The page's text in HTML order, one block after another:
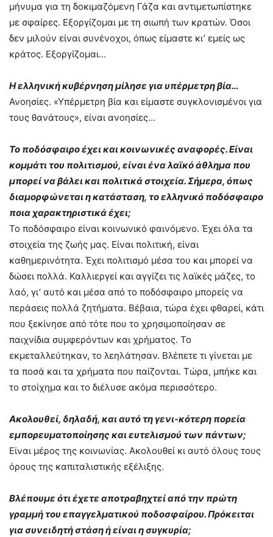
μήνυμα για τη δοκιμαζόμενη Γάζα και αντιμετωπίστηκε
με σφαίρες. Εξοργίζομαι με τη σιωπή των κρατών. Όσοι
δεν μιλούν είναι συνένοχοι, όπως είμαστε κι’ εμείς ως
κράτος. Εξοργίζομαι…
Η ελληνική κυβέρνηση μίλησε για υπέρμετρη βία…
Ανοησίες. «Υπέρμετρη βία και είμαστε συγκλονισμένοι για
τους θανάτους», είναι ανοησίες…
Το ποδόσφαιρο έχει και κοινωνικές αναφορές. Είναι
κομμάτι του πολιτισμού, είναι ένα λαϊκό άθλημα που
μπορεί να βάλει και πολιτικά στοιχεία. Σήμερα, όπως
διαμορφώνεται η κατάσταση, το ελληνικό ποδόσφαιρο
ποια χαρακτηριστικά έχει;
Το ποδόσφαιρο είναι κοινωνικό φαινόμενο. Έχει όλα τα
στοιχεία της ζωής μας. Είναι πολιτική, είναι
καθημερινότητα. Έχει πολιτισμό μέσα του και μπορεί να
δώσει πολλά. Καλλιεργεί και αγγίζει τις λαϊκές μάζες, το
λαό, γι’ αυτό και μέσα από το ποδόσφαιρο μπορείς να
περάσεις πολλά ζητήματα. Βέβαια, τώρα έχει φθαρεί, κάτι
που ξεκίνησε από τότε που το χρησιμοποίησαν σε
παιχνίδια συμφερόντων και χρήματος. Το
εκμεταλλεύτηκαν, το λεηλάτησαν. Βλέπετε τι γίνεται με
τα ποσά και τα χρήματα που παίζονται. Τώρα, μπήκε και
το στοίχημα και το διέλυσε ακόμα περισσότερο.
Ακολουθεί, δηλαδή, και αυτό τη γενι-κότερη πορεία
εμπορευματοποίησης και ευτελισμού των πάντων;
Είναι μέρος της κοινωνίας. Ακολουθεί κι αυτό όλους τους
όρους της καπιταλιστικής εξέλιξης.
Βλέπουμε ότι έχετε αποτραβηχτεί από την πρώτη
γραμμή του επαγγελματικού ποδοσφαίρου. Πρόκειται
για συνειδητή στάση ή είναι η συγκυρία;